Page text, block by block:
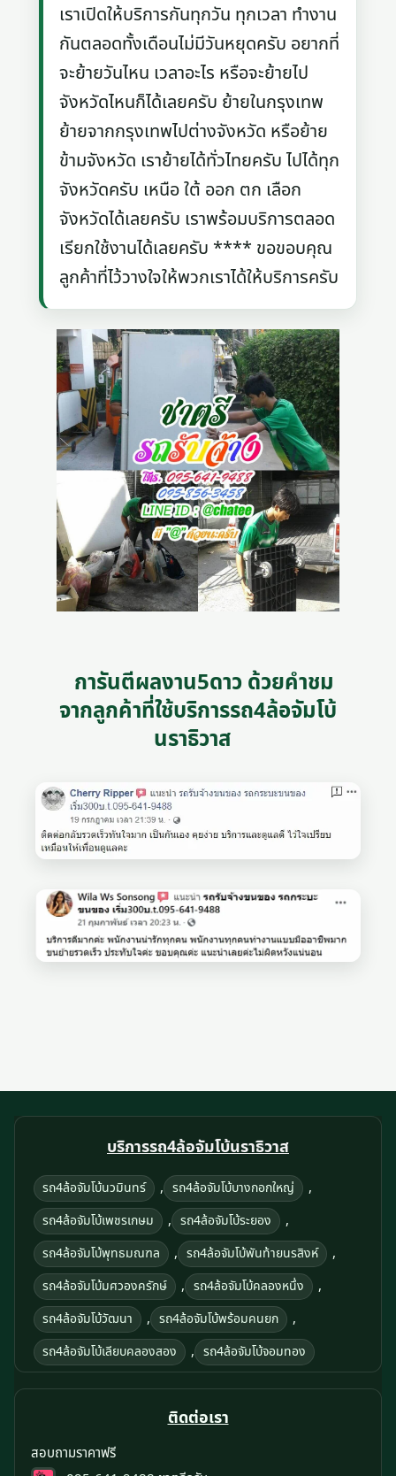
เราเปิดให้บริการกันทุกวัน ทุกเวลา ทำงาน
กันตลอดทั้งเดือนไม่มีวันหยุดครับ อยากที่
จะย้ายวันไหน เวลาอะไร หรือจะย้ายไป
จังหวัดไหนก็ได้เลยครับ ย้ายในกรุงเทพ
ย้ายจากกรุงเทพไปต่างจังหวัด หรือย้าย
ข้ามจังหวัด เราย้ายได้ทั่วไทยครับ ไปได้ทุก
จังหวัดครับ เหนือ ใต้ ออก ตก เลือก
จังหวัดได้เลยครับ เราพร้อมบริการตลอด
เรียกใช้งานได้เลยครับ **** ขอขอบคุณ
ลูกค้าที่ไว้วางใจให้พวกเราได้ให้บริการครับ
การันตีผลงาน5ดาว ด้วยคำชม
จากลูกค้าที่ใช้บริการรถ4ล้อจัมโบ้
นราธิวาส
บริการรถ4ล้อจัมโบ้นราธิวาส
รถ4ล้อจัมโบ้นวมินทร์ , รถ4ล้อจัมโบ้บางกอกใหญ่ ,
รถ4ล้อจัมโบ้เพชรเกษม , รถ4ล้อจัมโบ้ระยอง ,
รถ4ล้อจัมโบ้พุทธมณฑล , รถ4ล้อจัมโบ้พันท้ายนรสิงห์ ,
รถ4ล้อจัมโบ้มศวองครักษ์ , รถ4ล้อจัมโบ้คลองหนึ่ง ,
รถ4ล้อจัมโบ้วัฒนา , รถ4ล้อจัมโบ้พร้อมคนยก ,
รถ4ล้อจัมโบ้เลียบคลองสอง , รถ4ล้อจัมโบ้จอมทอง
ติดต่อเรา
สอบถามราคาฟรี